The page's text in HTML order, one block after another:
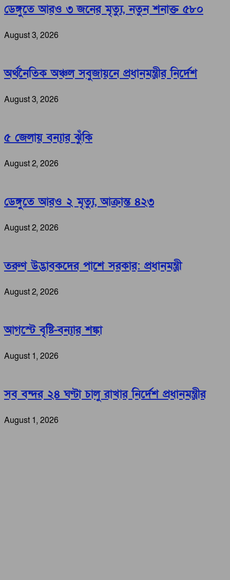
ডেঙ্গুতে আরও ৩ জনের মৃত্যু, নতুন শনাক্ত ৫৮০
August 3, 2026
অর্থনৈতিক অঞ্চল সবুজায়নে প্রধানমন্ত্রীর নির্দেশ
August 3, 2026
৫ জেলায় বন্যার ঝুঁকি
August 2, 2026
ডেঙ্গুতে আরও ২ মৃত্যু, আক্রান্ত ৪২৩
August 2, 2026
তরুণ উদ্ভাবকদের পাশে সরকার: প্রধানমন্ত্রী
August 2, 2026
আগস্টে বৃষ্টি-বন্যার শঙ্কা
August 1, 2026
সব বন্দর ২৪ ঘণ্টা চালু রাখার নির্দেশ প্রধানমন্ত্রীর
August 1, 2026